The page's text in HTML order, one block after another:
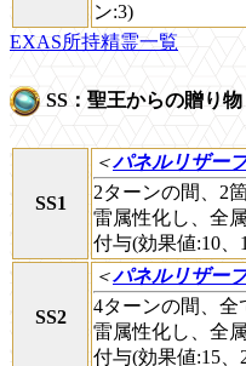
ン:3)
EXAS所持精霊一覧
SS：聖王からの贈り物
SS1
＜パネルリザー
2ターンの間、2
雷属性化し、全
付与(効果値:10、
SS2
＜パネルリザー
4ターンの間、全
雷属性化し、全
付与(効果値:15、